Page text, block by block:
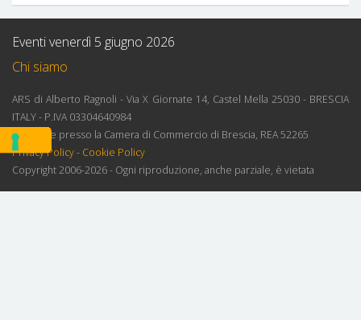
Eventi venerdì 5 giugno 2026
Chi siamo
ARS di Alberto Ragnoli - Via X Giornate 14, Castel Mella 25030 - BRESCIA
ITALY - P.IVA 03304640984
Iscrizione presso la Camera di Commercio di Brescia, REA 52265
Privacy Policy- Cookie Policy
Copyright 2006-2026 - Ogni riproduzione, anche parziale, è vietata